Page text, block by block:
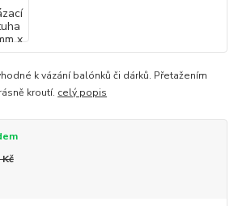
k vázání balónků či dárků. Přetažením
kroutí. celý popis
Kč